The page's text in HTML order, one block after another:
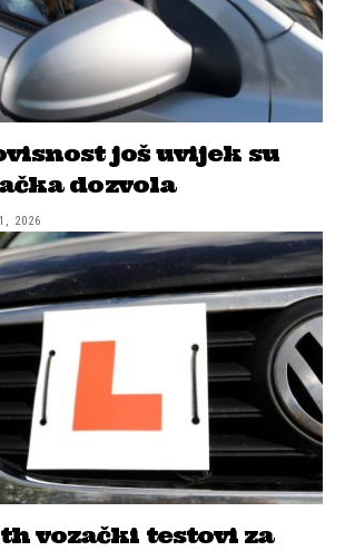
još uvijek su
dozvola
2026
vozački testovi za